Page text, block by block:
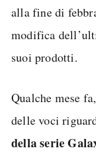
alla fine di
modifica
suoi prodotti.
Qualche mese
delle voci
della serie